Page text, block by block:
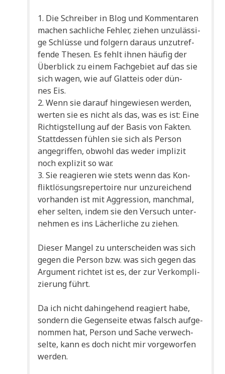
1. Die Schrei­ber in Blog und Kom­men­ta­ren
machen sach­li­che Feh­ler, zie­hen unzu­läs­si­
ge Schlüs­se und fol­gern dar­aus unzu­tref­
fen­de The­sen. Es fehlt ihnen häu­fig der
Über­blick zu einem Fach­ge­biet auf das sie
sich wagen, wie auf Glatt­eis oder dün­
nes Eis.
2. Wenn sie dar­auf hin­ge­wie­sen wer­den,
wer­ten sie es nicht als das, was es ist: Eine
Rich­tig­stel­lung auf der Basis von Fak­ten.
Statt­des­sen füh­len sie sich als Per­son
ange­grif­fen, obwohl das weder impli­zit
noch expli­zit so war.
3. Sie reagie­ren wie stets wenn das Kon­
flikt­lö­sungs­re­per­toire nur unzu­rei­chend
vor­han­den ist mit Aggres­si­on, manch­mal,
eher sel­ten, indem sie den Ver­such unter­
neh­men es ins Lächer­li­che zu ziehen.
Die­ser Man­gel zu unter­schei­den was sich
gegen die Per­son bzw. was sich gegen das
Argu­ment rich­tet ist es, der zur Ver­kom­pli­
zie­rung führt.
Da ich nicht dahin­ge­hend reagiert habe,
son­dern die Gegen­sei­te etwas falsch auf­ge­
nom­men hat, Per­son und Sache ver­wech­
sel­te, kann es doch nicht mir vor­ge­wor­fen
werden.